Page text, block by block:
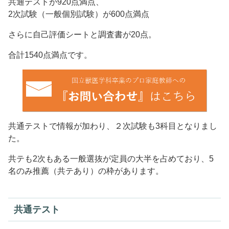
共通テストが920点満点、
2次試験（一般個別試験）が600点満点
さらに自己評価シートと調査書が20点。
合計1540点満点です。
共通テストで情報が加わり、２次試験も3科目となりまし
た。
共テも2次もある一般選抜が定員の大半を占めており、5
名のみ推薦（共テあり）の枠があります。
共通テスト